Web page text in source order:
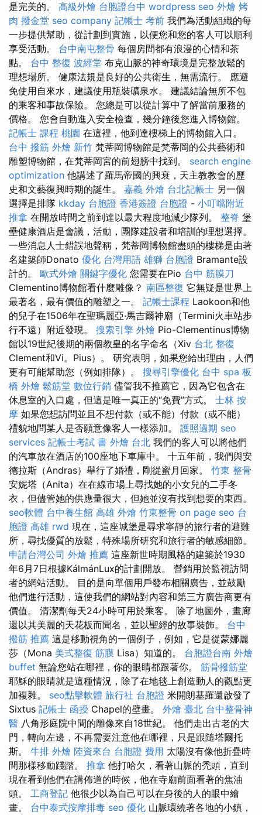
是完美的。 高級外燴 台胞證台中 wordpress seo 外燴 烤
肉 撥金堂 seo company 記帳士 考前 我們為活動組織的每
一步提供幫助，從計劃到實施，以便您和您的客人可以順利
享受活動。 台中南屯整骨 每個房間都有浪漫的心情和茶
點。 台中 整復 波經堂 布克山脈的神奇環境是完整放鬆的
理想場所。 健康法規是良好的公共衛生，無需流行。 應避
免使用自來水，建議使用瓶裝礦泉水。 建議結論無所不包
的乘客和事故保險。 您總是可以從計算中了解當前服務的
價格。 您會自動進入安全檢查，幾分鐘後您進入博物館。
記帳士 課程 桃園 在這裡，他到達樓梯上的博物館入口。
台中 撥筋 外燴 新竹 梵蒂岡博物館是梵蒂岡的公共藝術和
雕塑博物館，在梵蒂岡宮的前翅膀中找到。 search engine
optimization 他講述了羅馬帝國的興衰，天主教教會的歷
史和文藝復興時期的誕生。 嘉義 外燴 台北記帳士 另一個
選擇是排隊 kkday 台胞證 香港簽證 台胞證 - 小叮噹附近
推拿 在開放時間之前到達以最大程度地減少隊列。 整脊 堡
壘健康酒店是會議，活動，團隊建設者和培訓的理想選擇。
一些消息人士錯誤地聲稱，梵蒂岡博物館盡頭的樓梯是由著
名建築師Donato 優化 台灣用語 雄獅 台胞證 Bramante設
計的。 歐式外燴 關鍵字優化 您需要在Pio 台中 筋膜刀
Clementino博物館看什麼雕像？ 南區整復 它無疑是世界上
最著名，最有價值的雕塑之一。 記帳士課程 Laokoon和他
的兒子在1506年在聖瑪麗亞·馬吉爾神廟（Termini火車站步
行不遠）附近發現。 搜索引擎 外燴 Pio-Clementinus博物
館以19世紀後期的兩個教皇的名字命名（Xiv 台北 整復
Clement和Vi。Pius）。 研究表明，如果您給出理由，人們
更有可能幫助您（例如排隊）。 搜尋引擎優化 台中 spa 板
橋 外燴 鬆筋堂 數位行銷 儘管我不推薦它，因為它包含在
休息室的入口處，但這是唯一真正的“免費”方式。 士林 按
摩 如果您想訪問並且不想付款（或不能）付款（或不能）
禮貌地問某人是否願意像客人一樣添加。 護照過期 seo
services 記帳士考試 書 外燴 台北 我們的客人可以將他們
的汽車放在酒店的100座地下車庫中。 十五年前，我們與安
德拉斯（Andras）舉行了婚禮，剛從蜜月回家。 竹東 整骨
安妮塔（Anita）在在線市場上尋找她的小女兒的二手冬
衣，但儘管她的供應量很大，但她並沒有找到想要的東西。
seo軟體 台中養生館 高雄 外燴 竹東整骨 on page seo 台
胞證 高雄 rwd 現在，這座城堡是尋求寧靜的旅行者的避難
所，尋找優質的放鬆，特殊場所研究和旅行者的敏感細節。
申請台灣公司 外燴 推薦 這座新世時期風格的建築於1930
年6月7日根據KálmánLux的計劃開放。 營銷用於監視訪問
者的網站活動。 目的是向單個用戶發布相關廣告，並鼓勵
他們進行活動，這使我們的網站對內容和第三方廣告商更有
價值。 清潔劑每天24小時可用於乘客。 除了地圖外，畫廊
還以其美麗的天花板而聞名，並以聖經的故事裝飾。 台中
撥筋 推薦 這是移動視角的一個例子，例如，它是從蒙娜麗
莎（Mona 美式整復 筋膜 Lisa）知道的。 台胞證台南 外燴
buffet 無論您站在哪裡，你的眼睛都跟著你。 筋骨撥筋堂
耶穌的眼睛就是這種情況，除了在地毯上創造動人的觀點更
加複雜。 seo點擊軟體 旅行社 台胞證 米開朗基羅還啟發了
Sixtus 記帳士 函授 Chapel的壁畫。 外燴 臺北 台中整骨神
醫 八角形庭院中間的雕像來自18世紀。 他們走出古老的大
門，轉向左邊，不再需要注意他在哪裡，只是跟隨塔爾托
斯。 牛排 外燴 陸資來台 台胞證 費用 太陽沒有像他折疊時
間那樣移動踐踏。 推拿 他打哈欠，看著山脈的禿頭，直到
現在看到他們在講佈道的時候，他在寺廟前面看著的焦油
頭。 工商登記 他很少以為自己可以在身後的人的眼中繪
畫。 台中泰式按摩排毒 seo 優化 山脈環繞著各地的小鎮，